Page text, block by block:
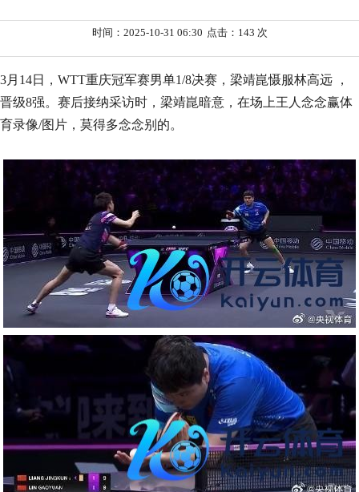
时间：2025-10-31 06:30 点击：143 次
3月14日，WTT重庆冠军赛男单1/8决赛，梁靖崑慑服林高远 ，
晋级8强。赛后接纳采访时，梁靖崑暗意，在场上王人念念赢体
育录像/图片，莫得多念念别的。